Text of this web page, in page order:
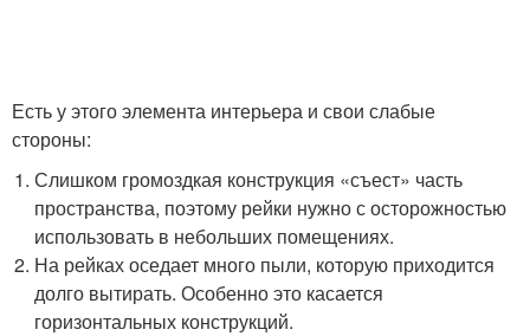
Есть у этого элемента интерьера и свои слабые
стороны:
Слишком громоздкая конструкция «съест» часть
пространства, поэтому рейки нужно с осторожностью
использовать в небольших помещениях.
На рейках оседает много пыли, которую приходится
долго вытирать. Особенно это касается
горизонтальных конструкций.